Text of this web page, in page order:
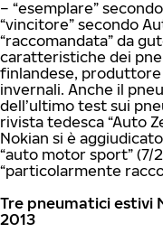
– “esemplare”
“vincitore” secondo
“raccomandata” da
caratteristiche dei
finlandese,
invernali. Anche il
dell’ultimo test sui
rivista tedesca “Auto
Nokian si è
“auto motor sport” (7/
“particolarmente
Tre pneumatici estivi
2013